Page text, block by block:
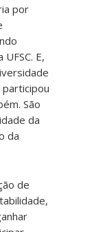
por
E,
participou
São
da
da
de